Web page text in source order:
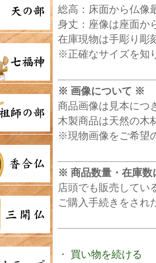
総高：床面から仏像
身丈：座像は座面か
在庫現物は手彫り彫
※正確なサイズを知
※ 画像について ※
商品画像は見本につ
木製商品は天然の木
※現物画像をご希望
※ 商品数量・在庫
店頭でも販売してい
ご購入手続きをされ
・ 買い物を続ける